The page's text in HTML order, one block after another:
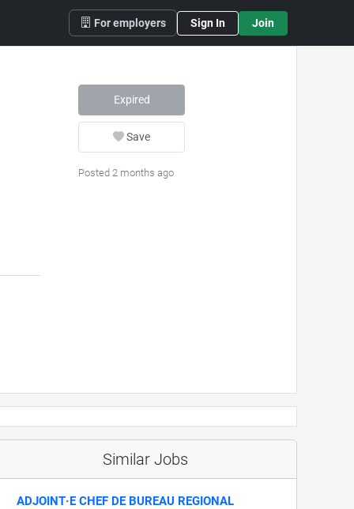
For employers Sign In Join
Expired
Save
Posted 2 months ago
Similar Jobs
ADJOINT·E CHEF DE BUREAU REGIONAL